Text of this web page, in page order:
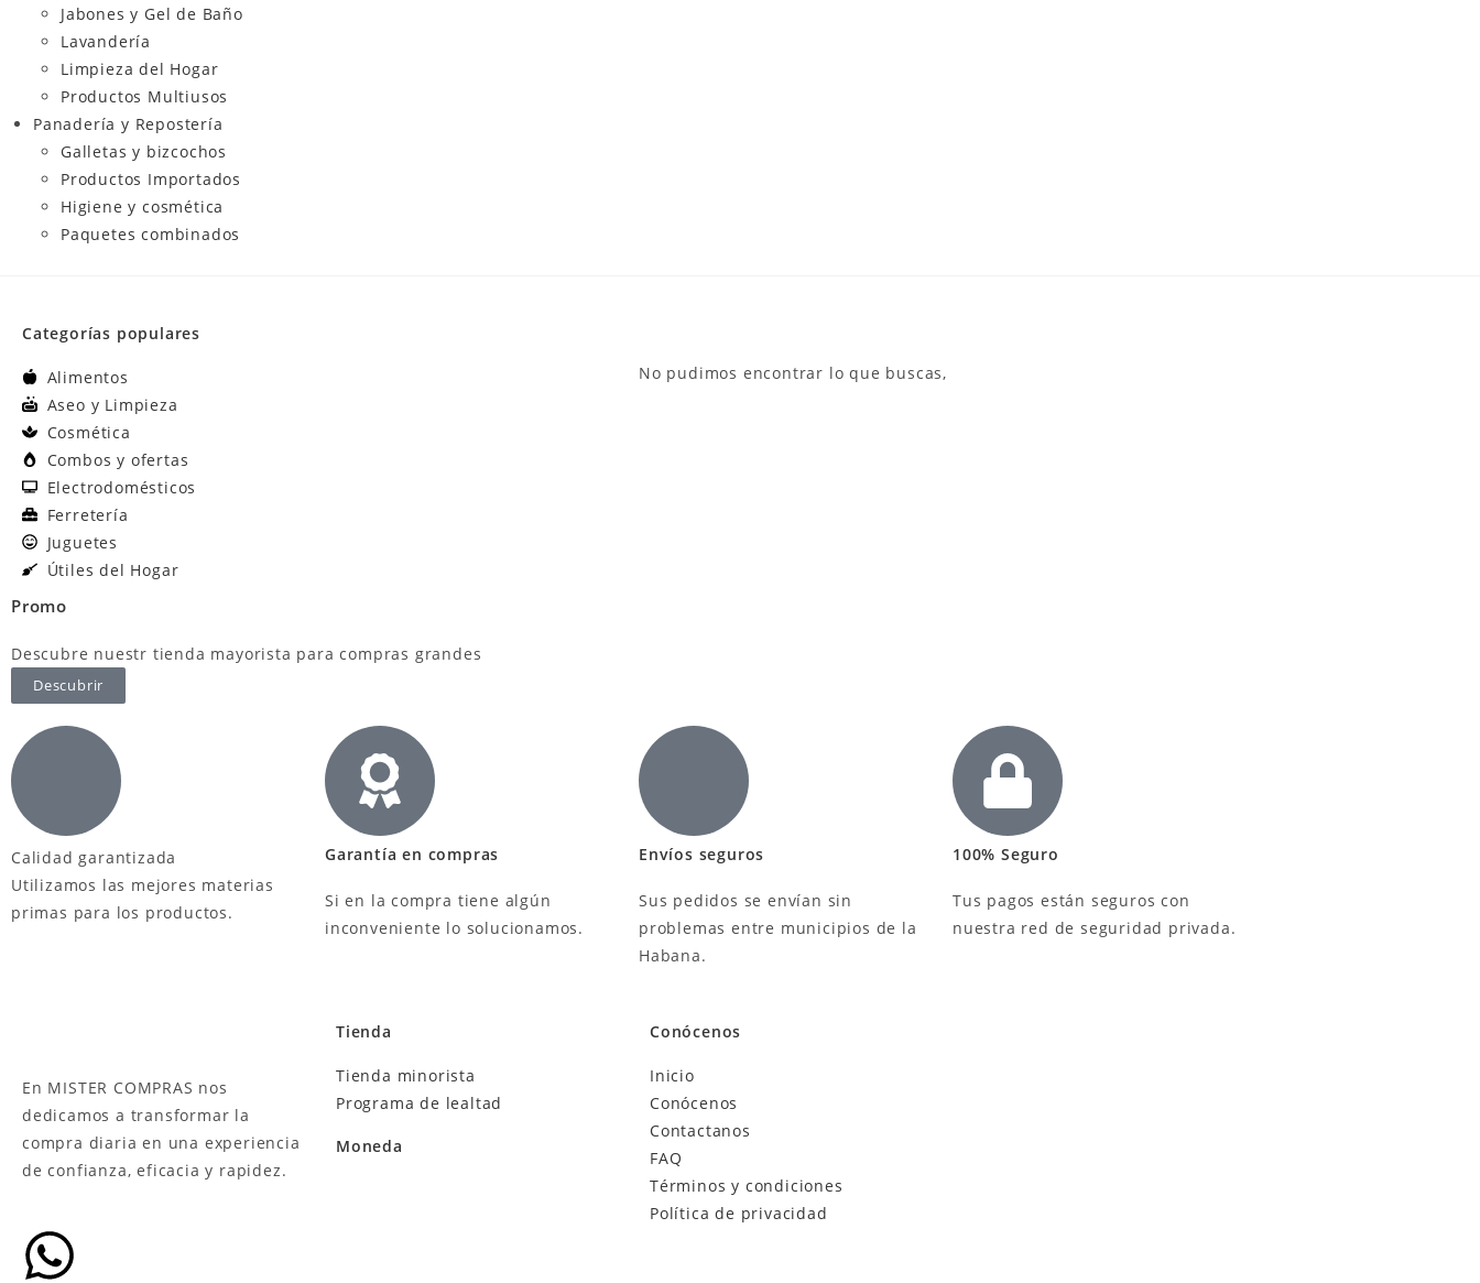
Jabones y Gel de Baño
Lavandería
Limpieza del Hogar
Productos Multiusos
Panadería y Repostería
Galletas y bizcochos
Productos Importados
Higiene y cosmética
Paquetes combinados
Categorías populares
Alimentos
Aseo y Limpieza
Cosmética
Combos y ofertas
Electrodomésticos
Ferretería
Juguetes
Útiles del Hogar
Promo
Descubre nuestr tienda mayorista para compras grandes
Descubrir
No pudimos encontrar lo que buscas,
Calidad garantizada
Utilizamos las mejores materias
primas para los productos.
Garantía en compras
Si en la compra tiene algún
inconveniente lo solucionamos.
Envíos seguros
Sus pedidos se envían sin
problemas entre municipios de la
Habana.
100% Seguro
Tus pagos están seguros con
nuestra red de seguridad privada.
En MISTER COMPRAS nos
dedicamos a transformar la
compra diaria en una experiencia
de confianza, eficacia y rapidez.
Tienda
Tienda minorista
Programa de lealtad
Moneda
Conócenos
Inicio
Conócenos
Contactanos
FAQ
Términos y condiciones
Política de privacidad